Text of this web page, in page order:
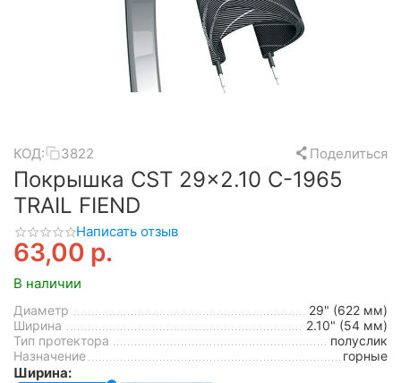
КОД: 3822 Поделиться
Покрышка CST 29x2.10 C-1965
TRAIL FIEND
Написать отзыв
63,00 р.
В наличии
Диаметр
29" (622 мм)
Ширина
2.10" (54 мм)
Тип протектора
полуслик
Назначение
горные
Ширина: